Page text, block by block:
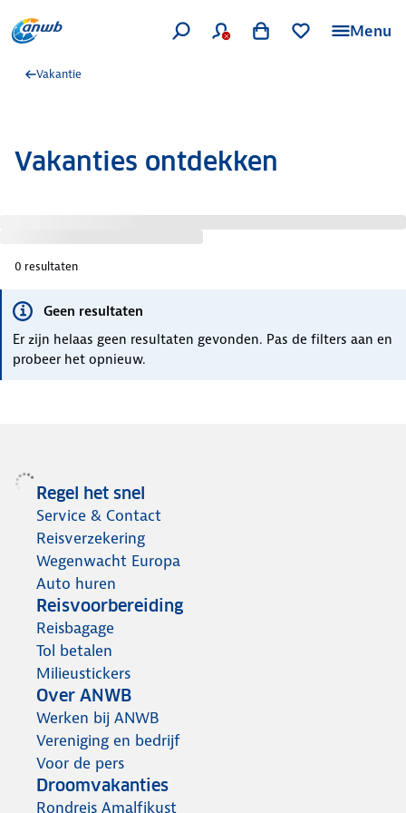
Menu
Vakantie
Vakanties ontdekken
0 resultaten
Geen resultaten
Er zijn helaas geen resultaten gevonden. Pas de filters aan en
probeer het opnieuw.
Regel het snel
Service & Contact
Reisverzekering
Wegenwacht Europa
Auto huren
Reisvoorbereiding
Reisbagage
Tol betalen
Milieustickers
Over ANWB
Werken bij ANWB
Vereniging en bedrijf
Voor de pers
Droomvakanties
Rondreis Amalfikust